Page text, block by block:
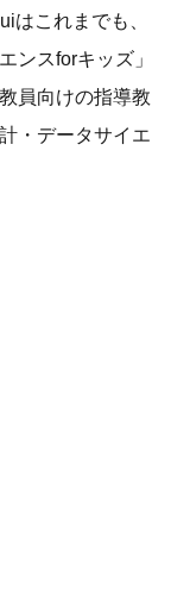
はこれまでも、
ンスforキッズ」
員向けの指導教
・データサイエ